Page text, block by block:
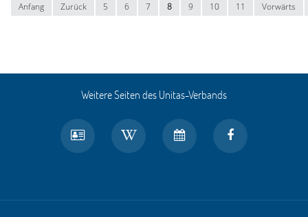
Anfang
Zurück 5 6 7 8 9 10 11 Vorwärts
Weitere Seiten des Unitas-Verbands